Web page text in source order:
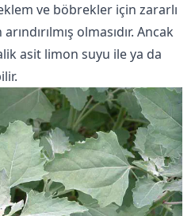
ve böbrekler için zararlı
olmasıdır. Ancak
asit limon suyu ile ya da